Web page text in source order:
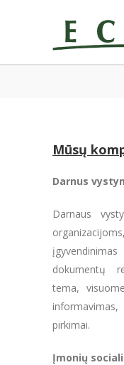
Mūsų
Darnus
Darnaus
įgyvendinimas
dokumentų
tema,
pirkimai.
Įmonių